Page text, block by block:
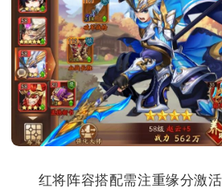
红将阵容搭配需注重缘分激